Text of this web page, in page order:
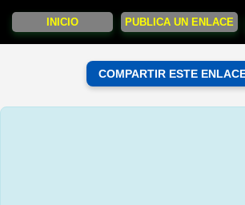
INICIO PUBLICA UN ENLACE
COMPARTIR ESTE